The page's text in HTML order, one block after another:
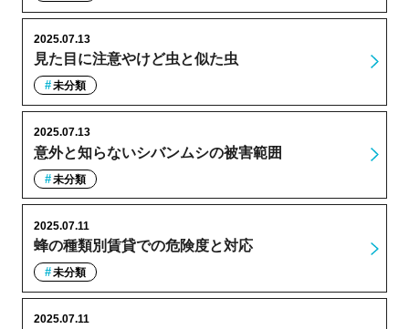
見た目に注意やけど虫と似た虫
2025.07.13
未分類
意外と知らないシバンムシの被害範囲
2025.07.13
未分類
蜂の種類別賃貸での危険度と対応
2025.07.11
未分類
2025.07.11